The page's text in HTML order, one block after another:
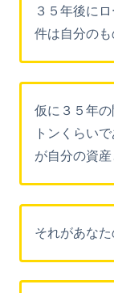
３５年後に
件は自分のも
仮に３５年
トンくらい
が自分の資産
それがあなた